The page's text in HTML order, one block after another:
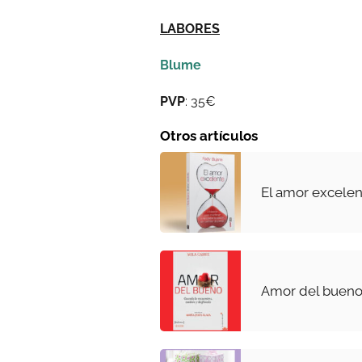
LABORES
Blume
PVP: 35€
Otros artículos
El amor
Amor del bueno